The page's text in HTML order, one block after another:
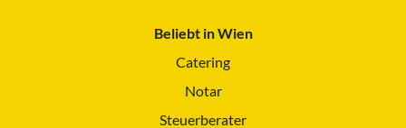
Beliebt in Wien
Catering
Notar
Steuerberater